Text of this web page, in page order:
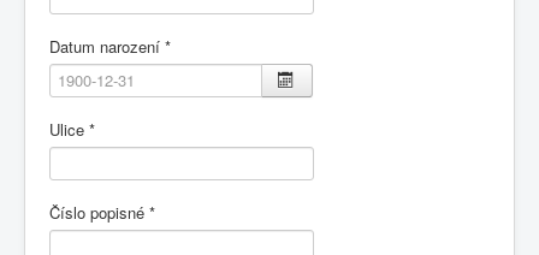
Datum narození *
Ulice *
Číslo popisné *